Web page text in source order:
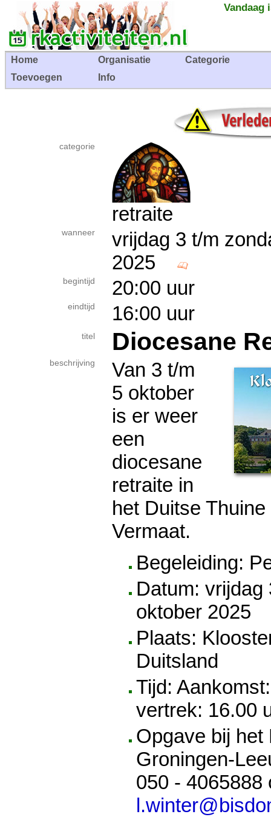
Vandaag
Home Organisatie
Categorie
Toevoegen
Info
categorie
retraite
wanneer
vrijdag 3 t/m
2025
begintijd 20:00 uur
eindtijd 16:00 uur
titel Diocesane
beschrijving
Van 3 t/m
5 oktober
is er weer
een
diocesane
retraite in
het Duitse
Vermaat.
Begeleiding:
Datum: vrijdag
oktober 2025
Plaats:
Duitsland
Tijd:
vertrek: 16.00
Opgave bij het
Groningen-
050 - 4065888